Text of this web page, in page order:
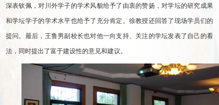
深表钦佩，对川外学子的学术风貌给予了由衷的赞扬，对学坛的研究成果
和学坛学子的学术水平也给予了充分肯定。徐教授还回答了现场学员们的
提问。最后，王鲁男副校长也对他一向支持、关注的学坛发表了自己的看
法，同时提出了富于建设性的意见和建议。